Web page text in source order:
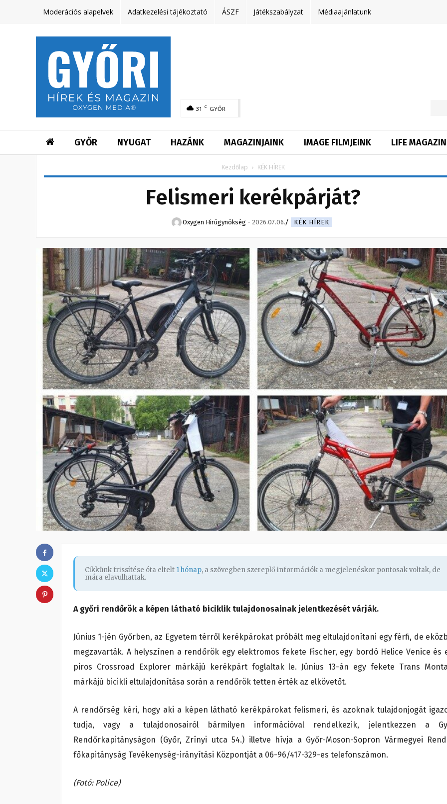
Moderációs alapelvek Adatkezelési tájékoztató ÁSZF Játékszabályzat Médiaajánlatunk
31 C GYŐR
GYŐR NYUGAT HAZÁNK MAGAZINJAINK IMAGE FILMJEINK LIFE MAGAZIN
Kezdőlap KÉK HÍREK
Felismeri kerékpárját?
Oxygen Hirügynökség - 2026.07.06. KÉK HÍREK
Cikkünk frissítése óta eltelt 1 hónap, a szövegben szereplő információk a megjelenéskor pontosak voltak, de
mára elavulhattak.
A győri rendőrök a képen látható biciklik tulajdonosainak jelentkezését várják.
Június 1-jén Győrben, az Egyetem térről kerékpárokat próbált meg eltulajdonítani egy férfi, de
megzavarták. A helyszínen a rendőrök egy elektromos fekete Fischer, egy bordó Helice Venice és
piros Crossroad Explorer márkájú kerékpárt foglaltak le. Június 13-án egy fekete Trans
márkájú bicikli eltulajdonítása során a rendőrök tetten érték az elkövetőt.
A rendőrség kéri, hogy aki a képen látható kerékpárokat felismeri, és azoknak tulajdonjogát
tudja, vagy a tulajdonosairól bármilyen információval rendelkezik, jelentkezzen a
Rendőrkapitányságon (Győr, Zrínyi utca 54.) illetve hívja a Győr-Moson-Sopron Vármegyei
főkapitányság Tevékenység-irányítási Központját a 06-96/417-329-es telefonszámon.
(Fotó: Police)